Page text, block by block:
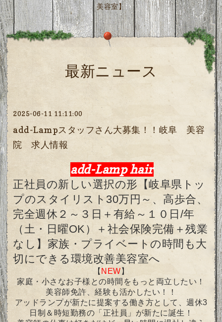
美容室】
最新ニュース
2025-06-11 11:11:00
add-Lampスタッフさん大募集！！岐阜 美容
院 求人情報
add-Lamp hair
正社員の新しい選択の形【岐阜県トッ
プのスタイリスト30万円～、高歩合、
完全週休２～３日＋有給～１０日/年
（土・日曜OK）＋社会保険完備＋残業
なし】家族・プライベートの時間も大
切にできる環境改善美容室へ
【 NEW】
家庭・小さなお子様との時間をもっと両立したい！
美容師免許、経験も活かしたい！！
アッドランプが新たに提案する働き方として、週休3
日制＆時短勤務の「正社員」が新たに誕生！